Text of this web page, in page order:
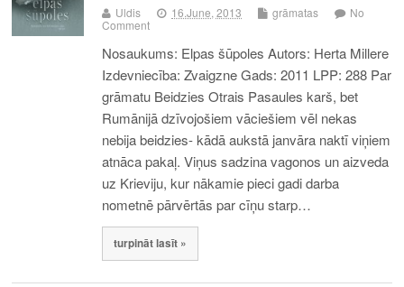
Uldis 16.June, 2013 grāmatas
No
Comment
Nosaukums: Elpas šūpoles Autors: Herta Millere
Izdevniecība: Zvaigzne Gads: 2011 LPP: 288 Par
grāmatu Beidzies Otrais Pasaules karš, bet
Rumānijā dzīvojošiem vāciešiem vēl nekas
nebija beidzies- kādā aukstā janvāra naktī viņiem
atnāca pakaļ. Viņus sadzina vagonos un aizveda
uz Krieviju, kur nākamie pieci gadi darba
nometnē pārvērtās par cīņu starp…
turpināt lasīt »